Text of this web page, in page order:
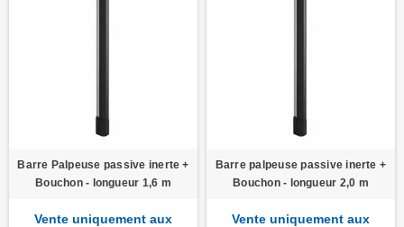
Barre Palpeuse passive inerte +
Bouchon - longueur 1,6 m
Vente uniquement aux
Barre palpeuse passive inerte +
Bouchon - longueur 2,0 m
Vente uniquement aux